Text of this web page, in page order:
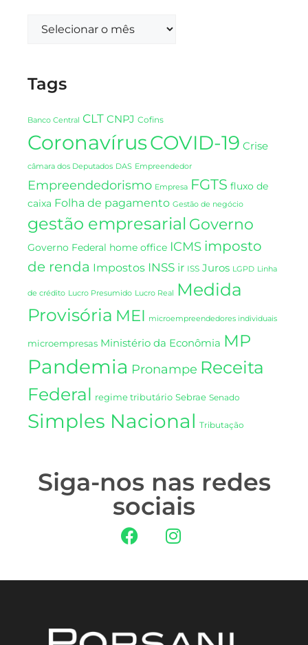
Tags
Banco Central CLT CNPJ Cofins
CoronavírusCOVID-19 Crise
câmara dos Deputados DAS Empreendedor
Empreendedorismo Empresa FGTS fluxo de
caixa Folha de pagamento Gestão de negócio
gestão empresarial Governo
Governo Federal home office ICMS imposto
de renda Impostos INSS ir ISS Juros LGPD Linha
de crédito Lucro Presumido Lucro Real
Medida
Provisória MEI microempreendedores individuais
microempresas Ministério da Econômia MP
Pandemia Pronampe Receita
Federal regime tributário Sebrae Senado
Simples Nacional Tributação
Siga-nos nas redes
sociais